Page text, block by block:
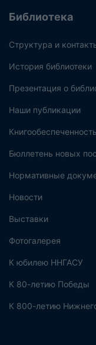
Библиотека
Структура и
История библиотеки
Презентация о
Наши публикации
Книгообеспеченность
Бюллетень новых
Нормативные
Новости
Выставки
Фотогалерея
К юбилею ННГАСУ
К 80-летию Победы
К 800-летию